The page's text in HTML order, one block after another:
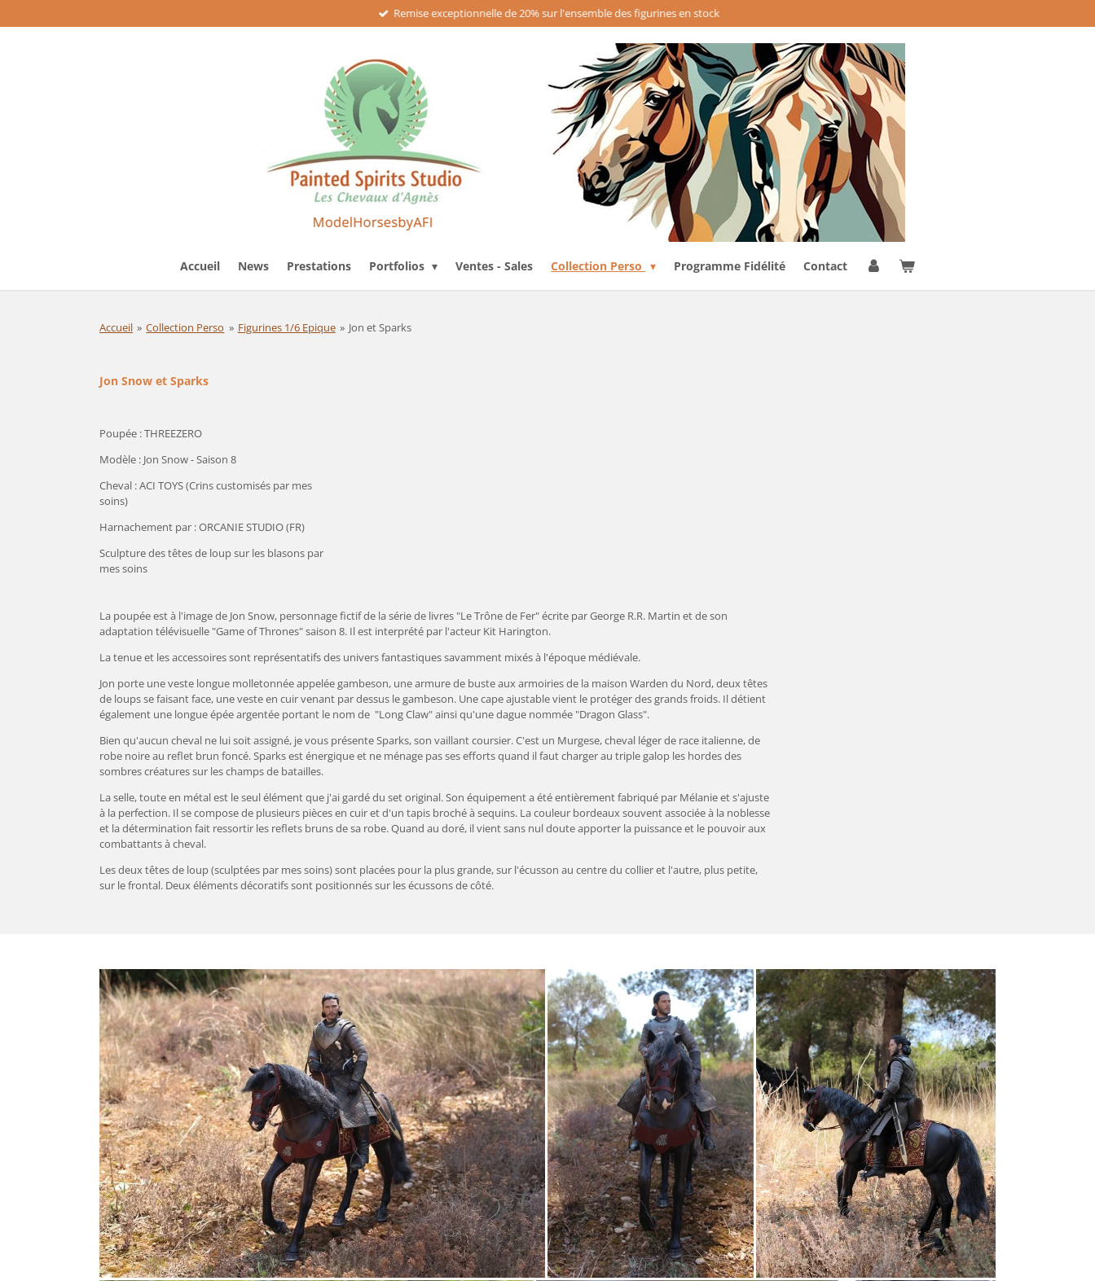
au
Remise exceptionnelle de 20% sur l'ensemble des figurines en stock
Accueil News Prestations Portfolios Ventes - Sales Collection Perso Programme Fidélité Contact
Accueil » Collection Perso » Figurines 1/6 Epique » Jon et Sparks
Jon Snow et Sparks
Poupée : THREEZERO
Modèle : Jon Snow - Saison 8
Cheval : ACI TOYS (Crins customisés par mes
soins)
Harnachement par :ORCANIE STUDIO(FR)
Sculpture des têtes de loup sur les blasons par
mes soins
La poupée est à l'image de Jon Snow, personnage fictif de la série de livres "Le Trône de Fer" écrite par George R.R. Martin et de son
adaptation télévisuelle "Game of Thrones" saison 8. Il est interprété par l'acteur Kit Harington.
La tenue et les accessoires sont représentatifs des univers fantastiques savamment mixés à l'époque médiévale.
Jon porte une veste longue molletonnée appelée gambeson, une armure de buste aux armoiries de la maison Warden du Nord, deux têtes
de loups se faisant face, une veste en cuir venant par dessus le gambeson. Une cape ajustable vient le protéger des grands froids. Il détient
également une longue épée argentée portant le nom de "Long Claw" ainsi qu'une dague nommée "Dragon Glass".
Bien qu'aucun cheval ne lui soit assigné, je vous présente Sparks, son vaillant coursier. C'est un Murgese, cheval léger de race italienne, de
robe noire au reflet brun foncé. Sparks est énergique et ne ménage pas ses efforts quand il faut charger au triple galop les hordes des
sombres créatures sur les champs de batailles.
La selle, toute en métal est le seul élément que j'ai gardé du set original.Son équipement a été entièrement fabriqué par Mélanieet s'ajuste
à la perfection. Il se compose de plusieurs pièces en cuir et d'un tapis broché à sequins. La couleur bordeaux souvent associée à la noblesse
et la détermination fait ressortir les reflets bruns de sa robe. Quand au doré, il vient sans nul doute apporter la puissance et le pouvoir aux
combattants à cheval.
Les deux têtes de loup (sculptées par mes soins) sont placées pour la plus grande, sur l'écusson au centre du collier et l'autre, plus petite,
sur le frontal. Deux éléments décoratifs sont positionnés sur les écussons de côté.